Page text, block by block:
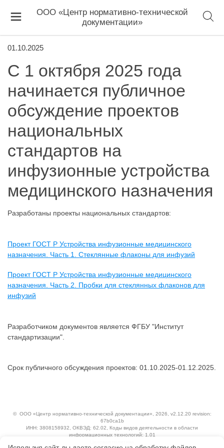
ООО «Центр нормативно-технической
документации»
01.10.2025
С 1 октября 2025 года
начинается публичное
обсуждение проектов
национальных
стандартов на
инфузионные устройства
медицинского назначения
Разработаны проекты национальных стандартов:
Проект ГОСТ Р Устройства инфузионные медицинского
назначения. Часть 1. Стеклянные флаконы для инфузий
Проект ГОСТ Р Устройства инфузионные медицинского
назначения. Часть 2. Пробки для стеклянных флаконов для
инфузий
Разработчиком документов является ФГБУ "Институт
стандартизации".
Срок публичного обсуждения проектов: 01.10.2025-01.12.2025.
© ООО «Центр нормативно-технической документации», 2026, v2.12.20 revision:
67b0ca1b
ИНН: 3808158932, ОКВЭД: 62.02, Коды видов деятельности в области
информационных технологий: 1.01